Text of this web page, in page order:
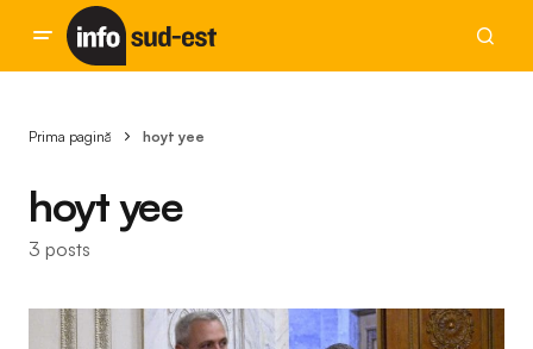
Prima pagină hoyt yee
hoyt yee
3 posts